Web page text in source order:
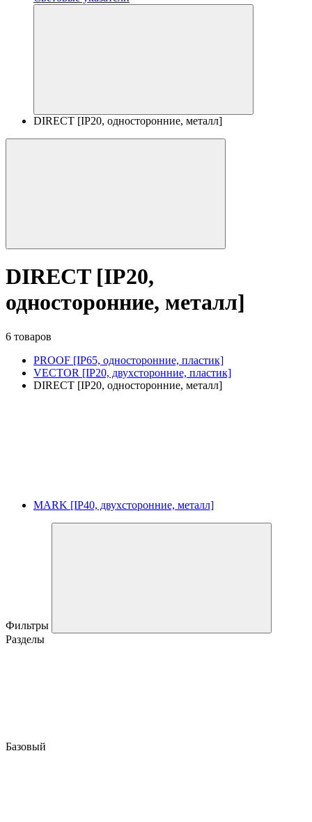
DIRECT [IP20, односторонние, металл]
DIRECT [IP20,
односторонние, металл]
6 товаров
PROOF [IP65, односторонние, пластик]
VECTOR [IP20, двухсторонние, пластик]
DIRECT [IP20, односторонние, металл]
MARK [IP40, двухсторонние, металл]
Фильтры
Разделы
Базовый